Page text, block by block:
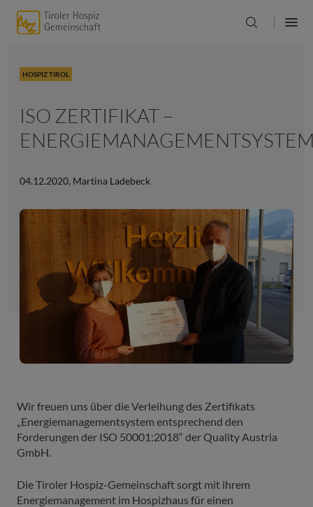
HOSPIZ TIROL
ISO ZERTIFIKAT –
04.12.2020, Martina Ladebeck
Wir freuen uns über die Verleihung des Zertifikats
„Energiemanagementsystem entsprechend den
Forderungen der ISO 50001:2018“ der Quality Austria
GmbH.
Die Tiroler Hospiz-Gemeinschaft sorgt mit ihrem
Energiemanagement im Hospizhaus für einen